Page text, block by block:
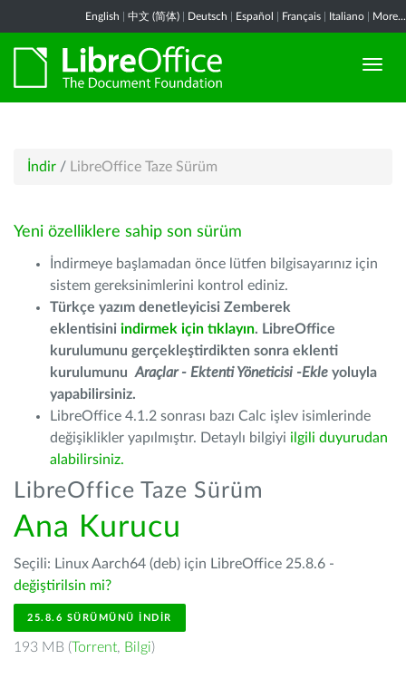
English 中文 (简体) Deutsch Español Français Italiano More...
İndir / LibreOffice Taze Sürüm
Yeni özelliklere sahip son sürüm
İndirmeye başlamadan önce lütfen bilgisayarınız için
sistem gereksinimlerini kontrol ediniz.
Türkçe yazım denetleyicisi Zemberek
eklentisini indirmek için tıklayın. LibreOffice
kurulumunu gerçekleştirdikten sonra eklenti
kurulumunu Araçlar - Ektenti Yöneticisi -Ekle yoluyla
yapabilirsiniz.
LibreOffice 4.1.2 sonrası bazı Calc işlev isimlerinde
değişiklikler yapılmıştır. Detaylı bilgiyi ilgili duyurudan
alabilirsiniz.
LibreOffice Taze Sürüm
Ana Kurucu
Seçili: Linux Aarch64 (deb) için LibreOffice 25.8.6 -
değiştirilsin mi?
25.8.6 SÜRÜMÜNÜ İNDIR
193 MB (Torrent, Bilgi)